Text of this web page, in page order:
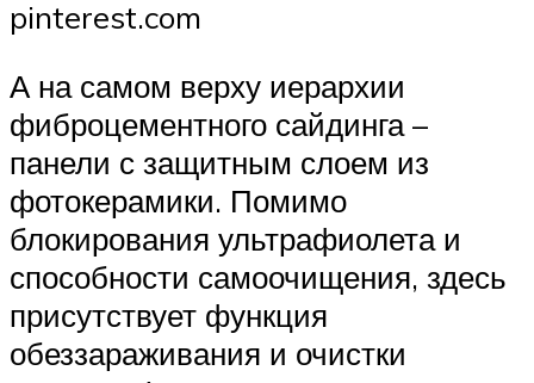
pinterest.com
А на самом верху иерархии
фиброцементного сайдинга –
панели с защитным слоем из
фотокерамики. Помимо
блокирования ультрафиолета и
способности самоочищения, здесь
присутствует функция
обеззараживания и очистки